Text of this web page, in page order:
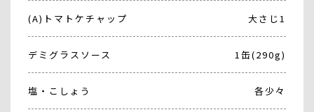
(A)トマトケチャップ 大さじ1
デミグラスソース 1缶(290g)
塩・こしょう 各少々